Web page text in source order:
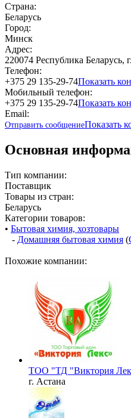
Страна:
Беларусь
Город:
Минск
Адрес:
220074 Республика
Телефон:
+375 29 135-29-74Показать
Мобильный телефон:
+375 29 135-29-74Показать
Email:
Отправить сообщениеПоказать
Основная
Тип компании:
Поставщик
Товары из стран:
Беларусь
Категории товаров:
• Бытовая химия, хозтовары
- Домашняя бытовая химия (
Похожие компании:
ТОО "ТД "Виктория
г. Астана